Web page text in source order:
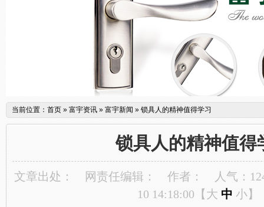
当前位置： 首页 » 富宇资讯 » 富宇新闻 » 锁具人的精神值得学习
锁具人的精神值得
文章出处： 网责任编辑： 作者： 人气：
10 14:18:00【大 中 小】